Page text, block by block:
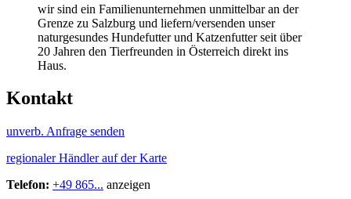
wir sind ein Familienunternehmen unmittelbar an der
Grenze zu Salzburg und liefern/versenden unser
naturgesundes Hundefutter und Katzenfutter seit über
20 Jahren den Tierfreunden in Österreich direkt ins
Haus.
Kontakt
unverb. Anfrage senden
regionaler Händler auf der Karte
Telefon: +49 865... anzeigen